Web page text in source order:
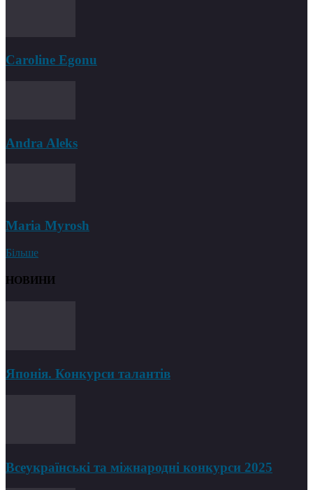
Caroline Egonu
Andra Aleks
Maria Myrosh
Більше
НОВИНИ
Японія. Конкурси талантів
Всеукраїнські та міжнародні конкурси 2025